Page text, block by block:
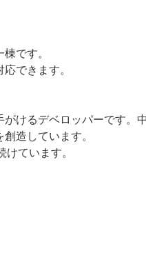
です。
できます。
けるデベロッパーです。
造しています。
ています。